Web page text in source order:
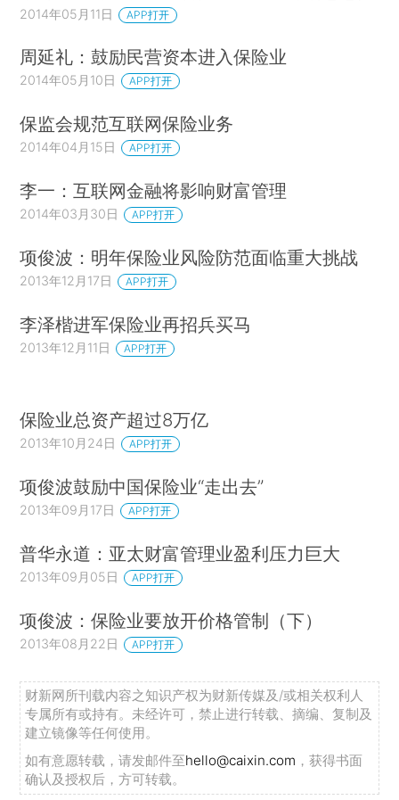
2014年05月11日 APP打开
周延礼：鼓励民营资本进入保险业
2014年05月10日 APP打开
保监会规范互联网保险业务
2014年04月15日 APP打开
李一：互联网金融将影响财富管理
2014年03月30日 APP打开
项俊波：明年保险业风险防范面临重大挑战
2013年12月17日 APP打开
李泽楷进军保险业再招兵买马
2013年12月11日 APP打开
保险业总资产超过8万亿
2013年10月24日 APP打开
项俊波鼓励中国保险业“走出去”
2013年09月17日 APP打开
普华永道：亚太财富管理业盈利压力巨大
2013年09月05日 APP打开
项俊波：保险业要放开价格管制（下）
2013年08月22日 APP打开
财新网所刊载内容之知识产权为财新传媒及/或相关权利人
专属所有或持有。未经许可，禁止进行转载、摘编、复制及
建立镜像等任何使用。
如有意愿转载，请发邮件至hello@caixin.com ，获得书面
确认及授权后，方可转载。